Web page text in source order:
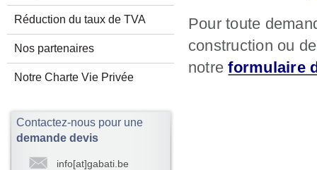
Réduction du taux de TVA
Nos partenaires
Notre Charte Vie Privée
Contactez-nous pour une
demande devis
info[at]gabati.be
Pour toute
construction ou
notreformulaire